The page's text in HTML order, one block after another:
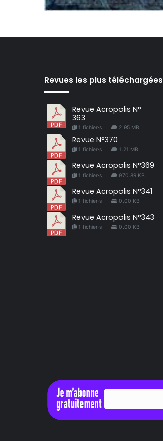
Revues les plus téléchargées
Revue Acropolis N°
363
1 fichier·s 2.95 MB
Revue N°370
1 fichier·s 1.21 MB
Revue Acropolis N°369
1 fichier·s 970.89 KB
Revue Acropolis N°341
1 fichier·s 0.00 KB
Revue Acropolis N°343
1 fichier·s 0.00 KB